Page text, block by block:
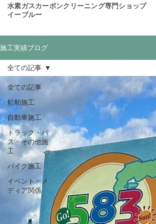
​水素ガスカーボンクリーニング専門ショップ
イーブルー
施工実績ブログ
全ての記事
船舶施工
自動車施工
トラック・バ
ス・その他施
工
バイク施工
イベント・メ
ディア関係
全ての記事